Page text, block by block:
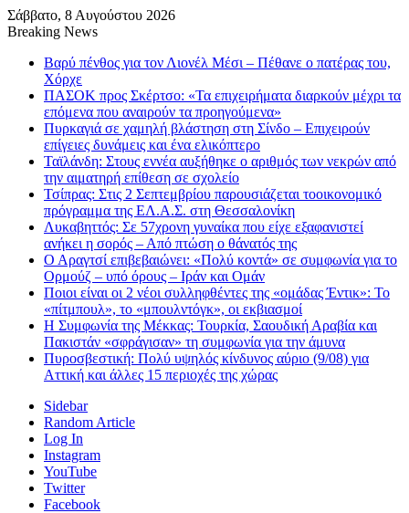
Σάββατο, 8 Αυγούστου 2026
Breaking News
Βαρύ πένθος για τον Λιονέλ Μέσι – Πέθανε ο πατέρας του,
Χόρχε
ΠΑΣΟΚ προς Σκέρτσο: «Τα επιχειρήματα διαρκούν μέχρι τα
επόμενα που αναιρούν τα προηγούμενα»
Πυρκαγιά σε χαμηλή βλάστηση στη Σίνδο – Επιχειρούν
επίγειες δυνάμεις και ένα ελικόπτερο
Ταϊλάνδη: Στους εννέα αυξήθηκε ο αριθμός των νεκρών από
την αιματηρή επίθεση σε σχολείο
Τσίπρας: Στις 2 Σεπτεμβρίου παρουσιάζεται τοοικονομικό
πρόγραμμα της ΕΛ.Α.Σ. στη Θεσσαλονίκη
Λυκαβηττός: Σε 57χρονη γυναίκα που είχε εξαφανιστεί
ανήκει η σορός – Από πτώση ο θάνατός της
Ο Αραγτσί επιβεβαιώνει: «Πολύ κοντά» σε συμφωνία για το
Ορμούζ – υπό όρους – Ιράν και Ομάν
Ποιοι είναι οι 2 νέοι συλληφθέντες της «ομάδας Έντικ»: Το
«πίτμπουλ», το «μπουλντόγκ», οι εκβιασμοί
Η Συμφωνία της Μέκκας: Τουρκία, Σαουδική Αραβία και
Πακιστάν «σφράγισαν» τη συμφωνία για την άμυνα
Πυροσβεστική: Πολύ υψηλός κίνδυνος αύριο (9/08) για
Αττική και άλλες 15 περιοχές της χώρας
Sidebar
Random Article
Log In
Instagram
YouTube
Twitter
Facebook